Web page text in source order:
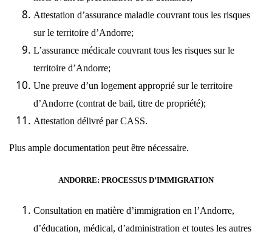
Attestation d’assurance maladie couvrant tous les risques
sur le territoire d’Andorre;
L’assurance médicale couvrant tous les risques sur le
territoire d’Andorre;
Une preuve d’un logement approprié sur le territoire
d’Andorre (contrat de bail, titre de propriété);
Attestation délivré par CASS.
Plus ample documentation peut être nécessaire.
ANDORRE: PROCESSUS D’IMMIGRATION
Consultation en matière d’immigration en l’Andorre,
d’éducation, médical, d’administration et toutes les autres